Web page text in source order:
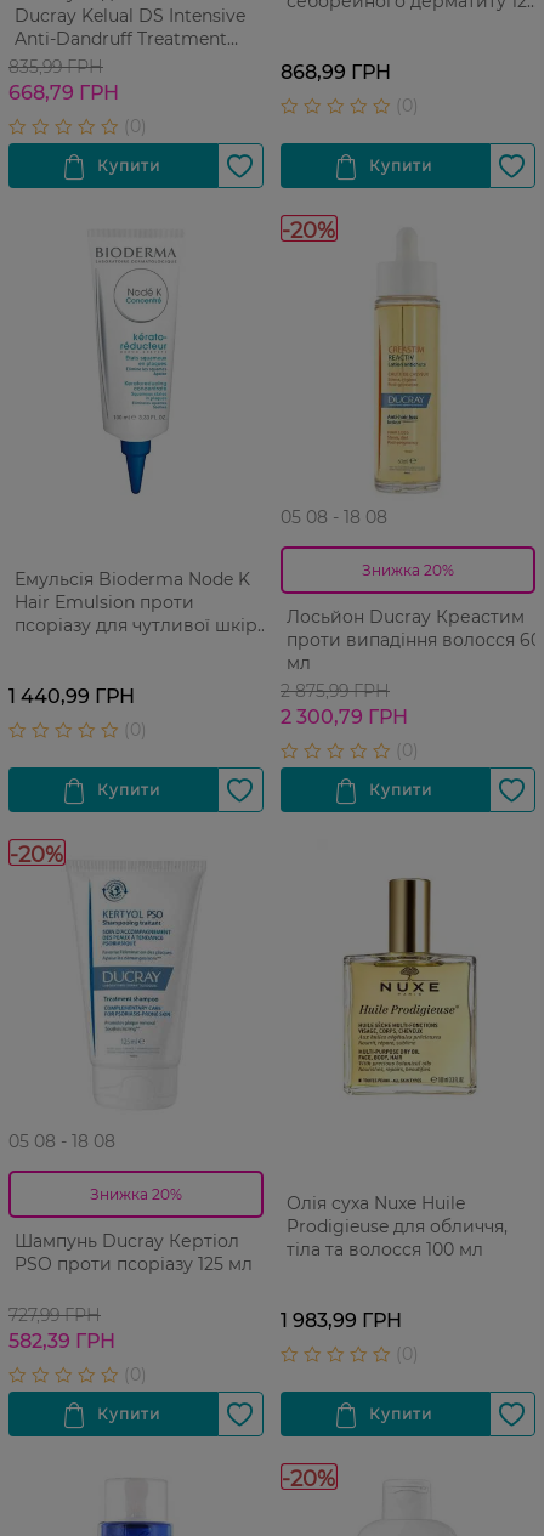
Ducray Kelual DS Intensive
Anti-Dandruff Treatment
Shampoo Інтенсив проти
лупи 100 мл
835,99 ГРН
668,79 ГРН
868,99 ГРН
Емульсія Bioderma Node K
Hair Emulsion проти
псоріазу для чутливої шкіри
1 440,99 ГРН
-20%
05 08 - 18 08
Знижка 20%
Лосьйон Ducray Креастим
проти випадіння волосся 60
мл
2 875,99 ГРН
2 300,79 ГРН
-20%
05 08 - 18 08
Знижка 20%
Шампунь Ducray Кертіол
PSO проти псоріазу 125 мл
727,99 ГРН
582,39 ГРН
Олія суха Nuxe Huile
Prodigieuse для обличчя,
тіла та волосся 100 мл
1 983,99 ГРН
-20%